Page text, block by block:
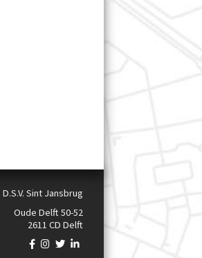
D.S.V. Sint Jansbrug
Oude Delft 50-52
2611 CD Delft